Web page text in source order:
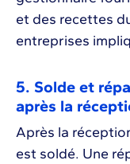
et des recettes
entreprises
5. Solde et
après la
Après la
est soldé. Une